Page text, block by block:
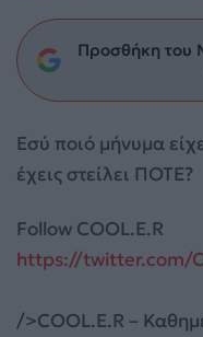
Προσθήκη του
Εσύ ποιό μήνυμα
έχεις στείλει ΠΟΤΕ?
Follow COOL.E.R
https://twitter.com/
/>COOL.E.R –